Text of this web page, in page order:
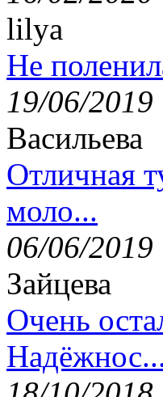
lilya
Не
19/06/2019
Васильева
Отличная
моло...
06/06/2019
Зайцева
Очень